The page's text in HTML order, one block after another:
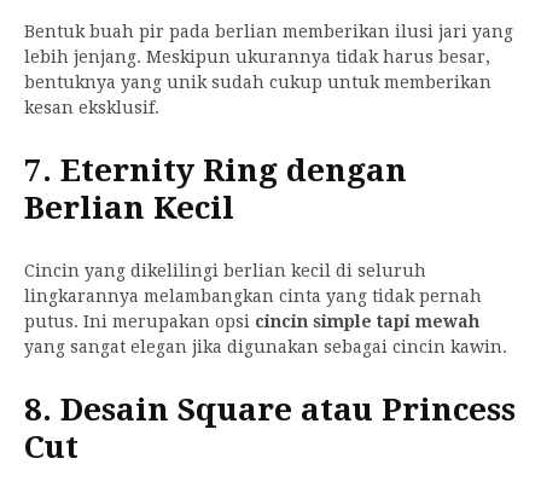
Bentuk buah pir pada berlian memberikan ilusi jari yang
lebih jenjang. Meskipun ukurannya tidak harus besar,
bentuknya yang unik sudah cukup untuk memberikan
kesan eksklusif.
7. Eternity Ring dengan
Berlian Kecil
Cincin yang dikelilingi berlian kecil di seluruh
lingkarannya melambangkan cinta yang tidak pernah
putus. Ini merupakan opsi cincin simple tapi mewah
yang sangat elegan jika digunakan sebagai cincin kawin.
8. Desain Square atau Princess
Cut